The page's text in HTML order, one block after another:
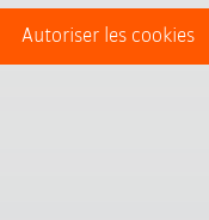
Autoriser les cookies